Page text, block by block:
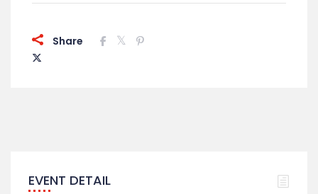
Share
EVENT DETAIL